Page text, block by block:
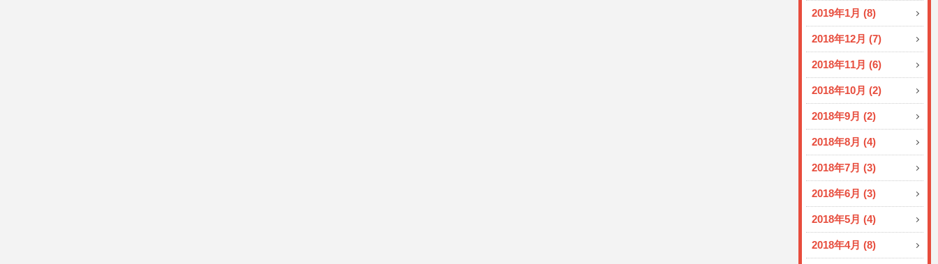
2019年1月 (8)
2018年12月 (7)
2018年11月 (6)
2018年10月 (2)
2018年9月 (2)
2018年8月 (4)
2018年7月 (3)
2018年6月 (3)
2018年5月 (4)
2018年4月 (8)